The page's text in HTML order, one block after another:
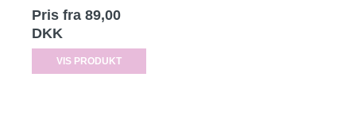
Pris fra 89,00
DKK
VIS PRODUKT